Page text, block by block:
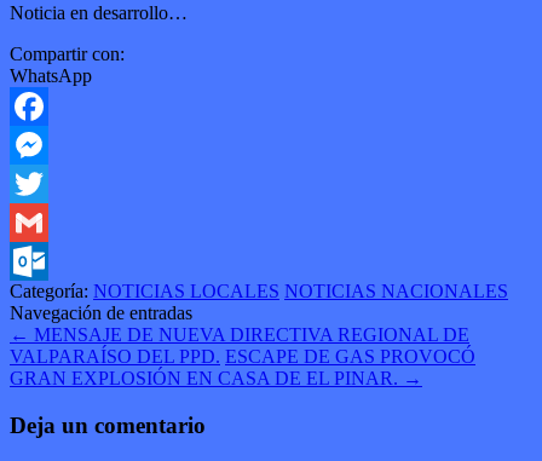
Noticia en desarrollo…
Compartir con:
WhatsApp
Facebook
Messenger
Twitter
Gmail
Outlook.com
Categoría: NOTICIAS LOCALES NOTICIAS NACIONALES
Navegación de entradas
← MENSAJE DE NUEVA DIRECTIVA REGIONAL DE
VALPARAÍSO DEL PPD. ESCAPE DE GAS PROVOCÓ
GRAN EXPLOSIÓN EN CASA DE EL PINAR. →
Deja un comentario